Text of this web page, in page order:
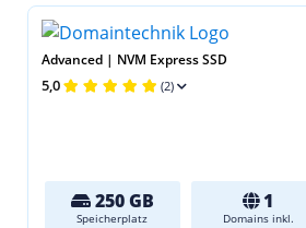
Advanced | NVM Express SSD
5,0 (2)
250 GB
Speicherplatz
1
Domains inkl.